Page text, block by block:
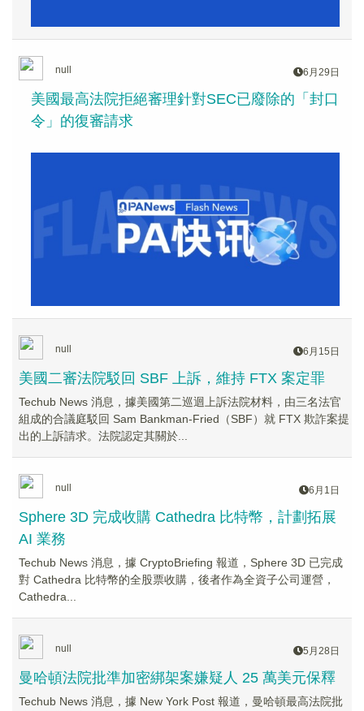
null 6月29日
美國最高法院拒絕審理針對SEC已廢除的「封口
令」的復審請求
null 6月15日
美國二審法院駁回 SBF 上訴，維持 FTX 案定罪
Techub News 消息，據美國第二巡迴上訴法院材料，由三名法官
組成的合議庭駁回 Sam Bankman-Fried（SBF）就 FTX 欺詐案提
出的上訴請求。法院認定其關於...
null 6月1日
Sphere 3D 完成收購 Cathedra 比特幣，計劃拓展
AI 業務
Techub News 消息，據 CryptoBriefing 報道，Sphere 3D 已完成
對 Cathedra 比特幣的全股票收購，後者作為全資子公司運營，
Cathedra...
null 5月28日
曼哈頓法院批準加密綁架案嫌疑人 25 萬美元保釋
Techub News 消息，據 New York Post 報道，曼哈頓最高法院批